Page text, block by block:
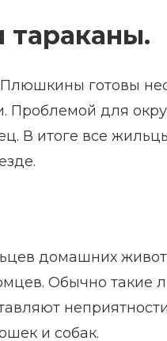
тараканы.
готовы
Проблемой для
В итоге все
домашних
Обычно такие
и собак.